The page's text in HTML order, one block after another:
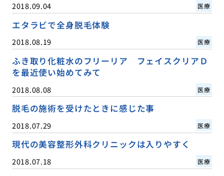
2018.09.04 医療
エタラビで全身脱毛体験
2018.08.19 医療
ふき取り化粧水のフリーリア フェイスクリアＤ
を最近使い始めてみて
2018.08.08 医療
脱毛の施術を受けたときに感じた事
2018.07.29 医療
現代の美容整形外科クリニックは入りやすく
2018.07.18 医療